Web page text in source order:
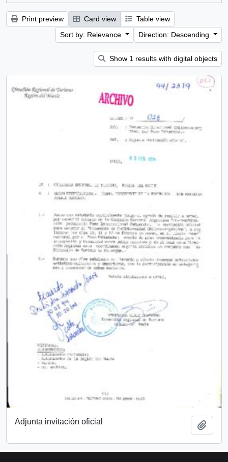
Print preview Card view
Table view
Sort by: Relevance
Direction: Descending
Show 1 results with digital objects
Adjunta invitación oficial